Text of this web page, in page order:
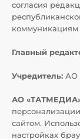
согласия
коммуникациям
Главный
Учредитель: АО
АО «ТАТМЕДИА»
сайтом.
настройках